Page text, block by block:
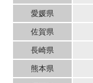
愛媛県
佐賀県
長崎県
熊本県